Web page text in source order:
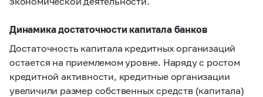
Динамика достаточности капитала банков
Достаточность капитала кредитных организаций
остается на приемлемом уровне. Наряду с ростом
кредитной активности, кредитные организации
увеличили размер собственных средств (капитала)